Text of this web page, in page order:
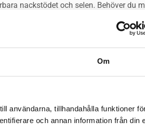
Om
användarna, tillhandahålla funktioner
och annan information från din
nackstödet och selen. Behöver du
sinnesro med MAX-SAFE PRO! Att
Tack vare vikten på endast
– 125 cm | 36 kg). Och efter ett